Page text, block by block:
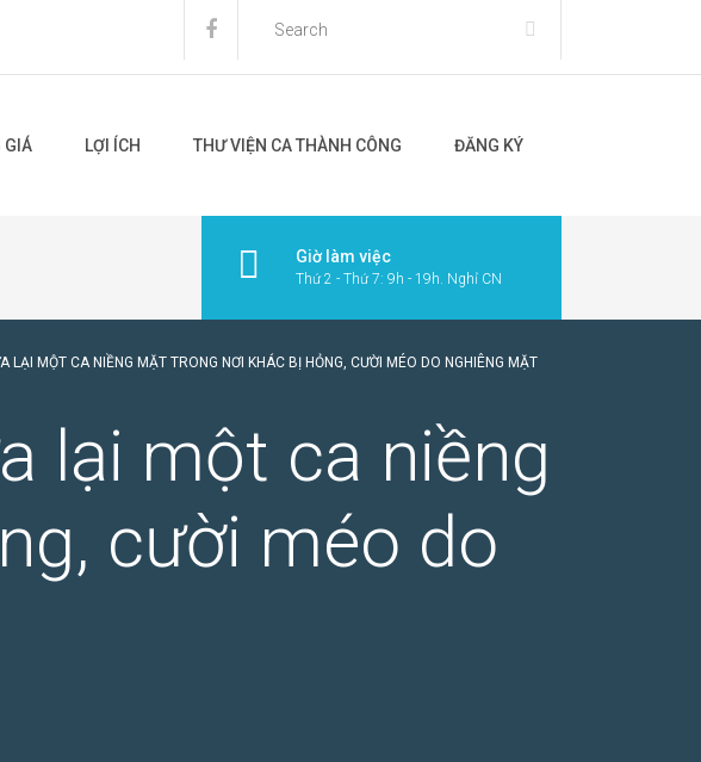
GIÁ LỢI ÍCH THƯ VIỆN CA THÀNH CÔNG ĐĂNG KÝ
Giờ làm việc
Thứ 2 - Thứ 7: 9h - 19h. Nghỉ CN
LẠI MỘT CA NIỀNG MẶT TRONG NƠI KHÁC BỊ HỎNG, CƯỜI MÉO DO NGHIÊNG MẶT
lại một ca niềng
cười méo do